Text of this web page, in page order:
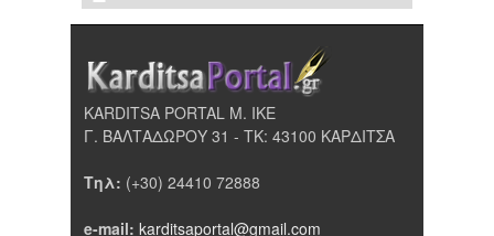
KARDITSA PORTAL Μ. ΙΚΕ
Γ. ΒΑΛΤΑΔΩΡΟΥ 31 - ΤΚ: 43100 ΚΑΡΔΙΤΣΑ
Τηλ: (+30) 24410 72888
e-mail: karditsaportal@gmail.com